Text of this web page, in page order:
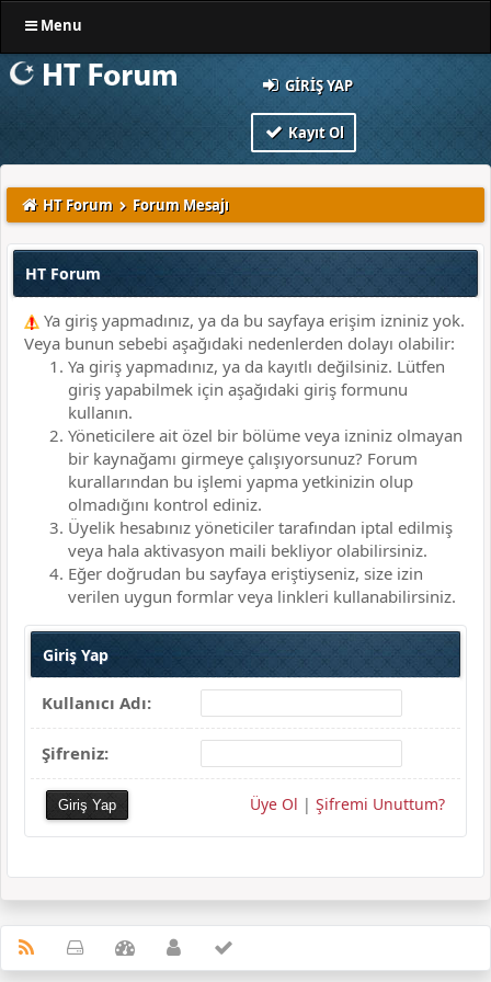
Menu
GIRIŞ YAP
Kayıt Ol
HT Forum Forum Mesajı
HT Forum
Ya giriş yapmadınız, ya da bu sayfaya erişim izniniz yok.
Veya bunun sebebi aşağıdaki nedenlerden dolayı olabilir:
Ya giriş yapmadınız, ya da kayıtlı değilsiniz. Lütfen
giriş yapabilmek için aşağıdaki giriş formunu
kullanın.
Yöneticilere ait özel bir bölüme veya izniniz olmayan
bir kaynağamı girmeye çalışıyorsunuz? Forum
kurallarından bu işlemi yapma yetkinizin olup
olmadığını kontrol ediniz.
Üyelik hesabınız yöneticiler tarafından iptal edilmiş
veya hala aktivasyon maili bekliyor olabilirsiniz.
Eğer doğrudan bu sayfaya eriştiyseniz, size izin
verilen uygun formlar veya linkleri kullanabilirsiniz.
Giriş Yap
Kullanıcı Adı:
Şifreniz:
Üye Ol | Şifremi Unuttum?